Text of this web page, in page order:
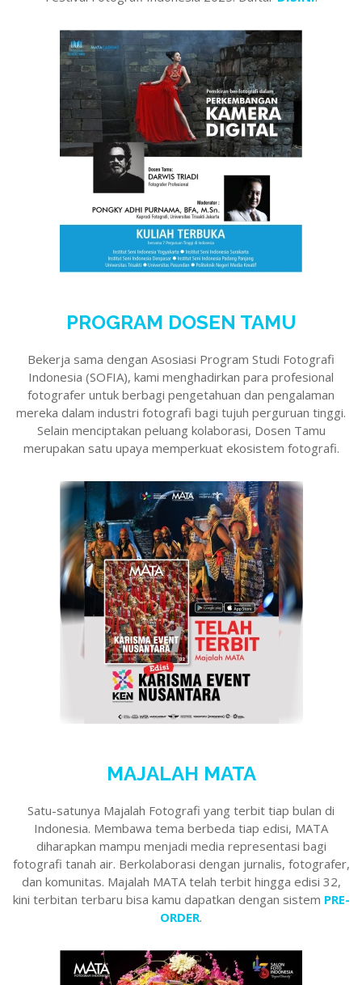
PROGRAM DOSEN TAMU
Bekerja sama dengan Asosiasi Program Studi Fotografi
Indonesia (SOFIA), kami menghadirkan para profesional
fotografer untuk berbagi pengetahuan dan pengalaman
mereka dalam industri fotografi bagi tujuh perguruan tinggi.
Selain menciptakan peluang kolaborasi, Dosen Tamu
merupakan satu upaya memperkuat ekosistem fotografi.
MAJALAH MATA
Satu-satunya Majalah Fotografi yang terbit tiap bulan di
Indonesia. Membawa tema berbeda tiap edisi, MATA
diharapkan mampu menjadi media representasi bagi
fotografi tanah air. Berkolaborasi dengan jurnalis, fotografer,
dan komunitas. Majalah MATA telah terbit hingga edisi 32,
kini terbitan terbaru bisa kamu dapatkan dengan sistem PRE-
ORDER.